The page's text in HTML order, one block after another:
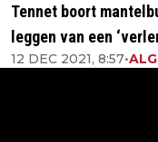
Tennet boort
leggen van een
12 DEC 2021, 8:57•